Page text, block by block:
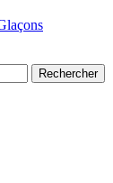
Rechercher